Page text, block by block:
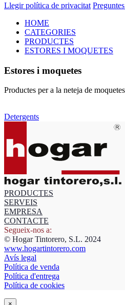
Llegir política de privacitat
HOME
CATEGORIES
PRODUCTES
ESTORES I MOQUETES
Estores i moquetes
Productes per a la neteja de
Detergents
PRODUCTES
SERVEIS
EMPRESA
CONTACTE
Segueix-nos a:
© Hogar Tintorero, S.L. 2024
www.hogartintorero.com
Avís legal
Política de venda
Política d'entrega
Política de cookies